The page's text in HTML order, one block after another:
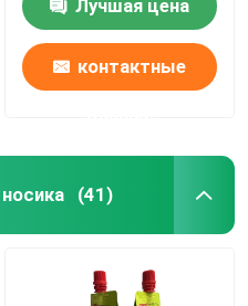
Лучшая цена
контактные
(41)